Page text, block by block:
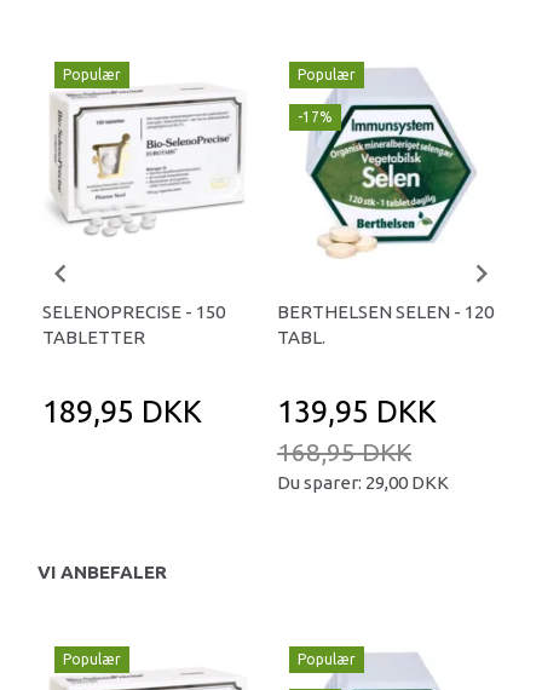
Populær
SELENOPRECISE - 150
TABLETTER
189,95 DKK
Populær
-17%
BERTHELSEN SELEN - 120
TABL.
139,95 DKK
168,95 DKK
Du sparer: 29,00 DKK
VI ANBEFALER
Populær Populær